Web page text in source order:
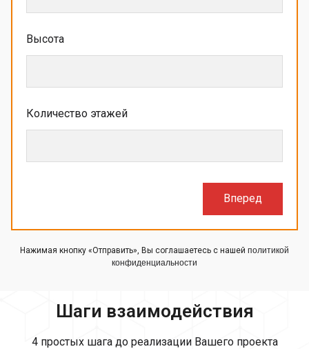
Высота
Количество этажей
Вперед
Нажимая кнопку «Отправить», Вы соглашаетесь с нашей политикой
конфиденциальности
Шаги взаимодействия
4 простых шага до реализации Вашего проекта